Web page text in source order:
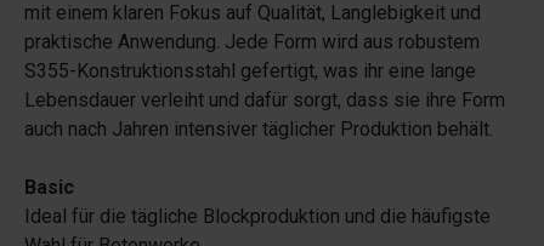
mit einem klaren Fokus auf Qualität, Langlebigkeit und
praktische Anwendung. Jede Form wird aus robustem
S355-Konstruktionsstahl gefertigt, was ihr eine lange
Lebensdauer verleiht und dafür sorgt, dass sie ihre Form
auch nach Jahren intensiver täglicher Produktion behält.
Basic
Ideal für die tägliche Blockproduktion und die häufigste